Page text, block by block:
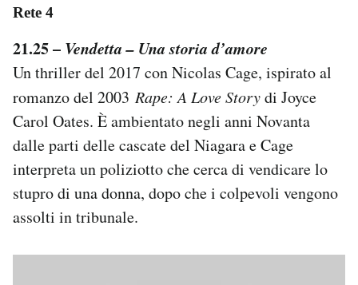
Rete 4
21.25 – Vendetta – Una storia d’amore
Un thriller del 2017 con Nicolas Cage, ispirato al
romanzo del 2003 Rape: A Love Storydi Joyce
Carol Oates. È ambientato negli anni Novanta
dalle parti delle cascate del Niagara e Cage
interpreta un poliziotto che cerca di vendicare lo
stupro di una donna, dopo che i colpevoli vengono
assolti in tribunale.